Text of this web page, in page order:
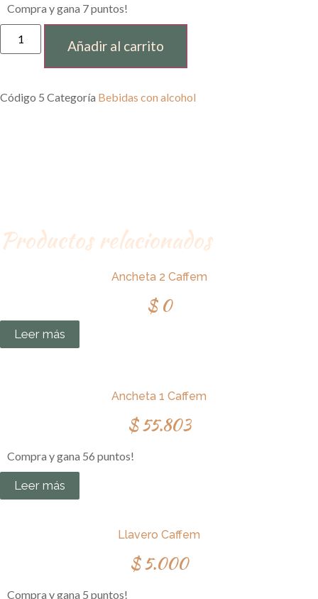
Compra y gana 7 puntos!
Añadir al carrito
Código 5 Categoría Bebidas con alcohol
Productos relacionados
Ancheta 2 Caffem
$0
Leer más
Ancheta 1 Caffem
$55.803
Compra y gana 56 puntos!
Leer más
Llavero Caffem
$5.000
Compra y gana 5 puntos!